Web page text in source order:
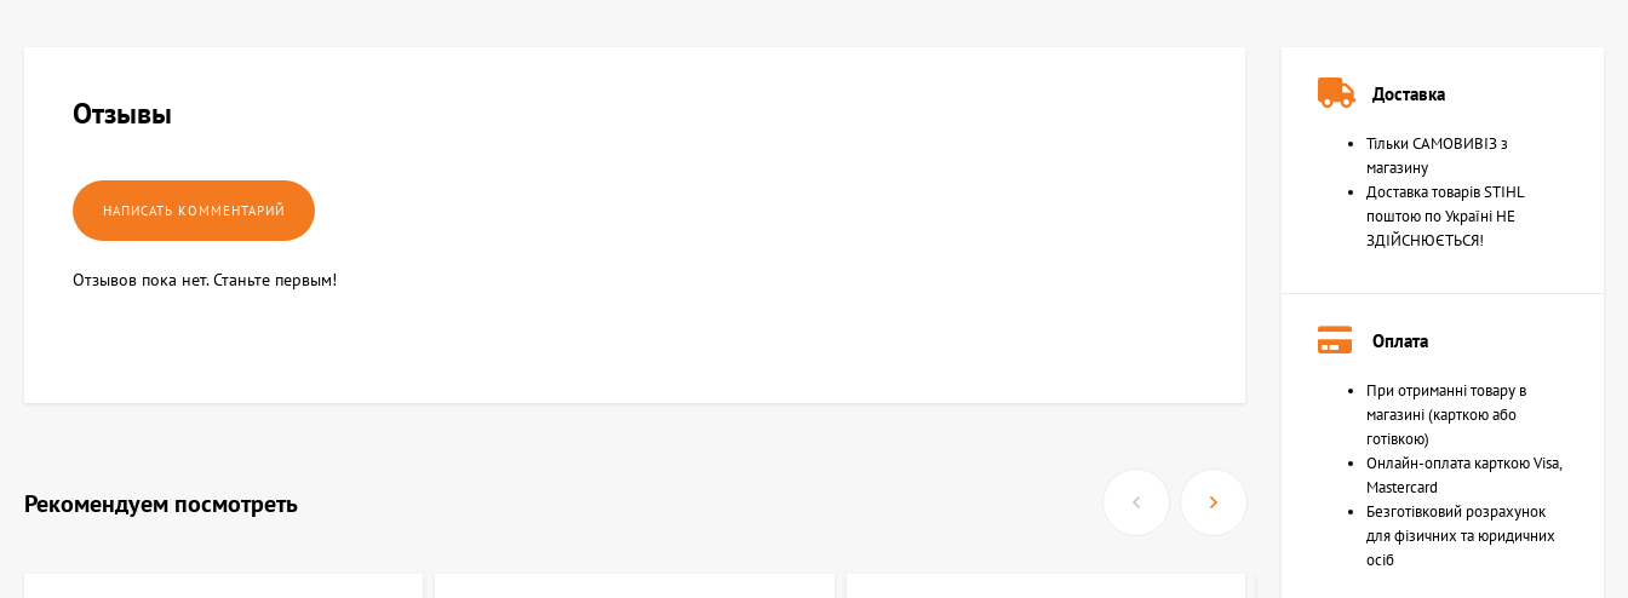
Отзывы
Отзывов пока нет. Станьте первым!
Рекомендуем посмотреть
Доставка
Тільки САМОВИВІЗ з
магазину
Доставка товарів STIHL
поштою по Україні НЕ
ЗДІЙСНЮЄТЬСЯ!
Оплата
При отриманні товару в
магазині (карткою або
готівкою)
Онлайн-оплата карткою Visa,
Mastercard
Безготівковий розрахунок
для фізичних та юридичних
осіб